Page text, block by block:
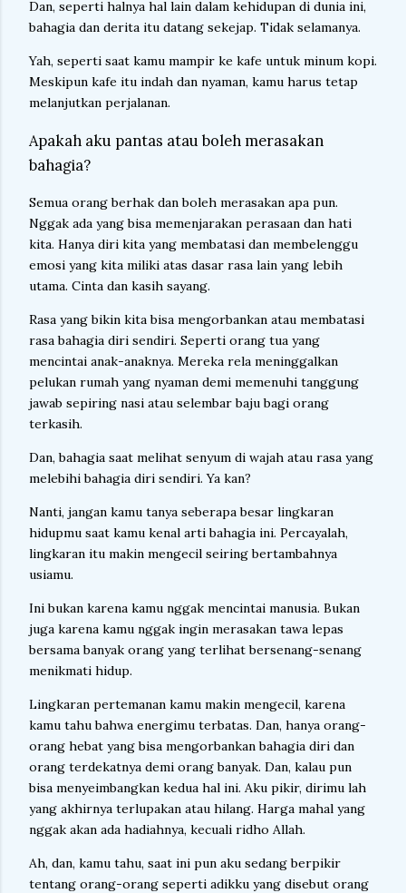
Dan, seperti halnya hal lain dalam kehidupan di dunia ini,
bahagia dan derita itu datang sekejap. Tidak selamanya.
Yah, seperti saat kamu mampir ke kafe untuk minum kopi.
Meskipun kafe itu indah dan nyaman, kamu harus tetap
melanjutkan perjalanan.
Apakah aku pantas atau boleh merasakan
bahagia?
Semua orang berhak dan boleh merasakan apa pun.
Nggak ada yang bisa memenjarakan perasaan dan hati
kita. Hanya diri kita yang membatasi dan membelenggu
emosi yang kita miliki atas dasar rasa lain yang lebih
utama. Cinta dan kasih sayang.
Rasa yang bikin kita bisa mengorbankan atau membatasi
rasa bahagia diri sendiri. Seperti orang tua yang
mencintai anak-anaknya. Mereka rela meninggalkan
pelukan rumah yang nyaman demi memenuhi tanggung
jawab sepiring nasi atau selembar baju bagi orang
terkasih.
Dan, bahagia saat melihat senyum di wajah atau rasa yang
melebihi bahagia diri sendiri. Ya kan?
Nanti, jangan kamu tanya seberapa besar lingkaran
hidupmu saat kamu kenal arti bahagia ini. Percayalah,
lingkaran itu makin mengecil seiring bertambahnya
usiamu.
Ini bukan karena kamu nggak mencintai manusia. Bukan
juga karena kamu nggak ingin merasakan tawa lepas
bersama banyak orang yang terlihat bersenang-senang
menikmati hidup.
Lingkaran pertemanan kamu makin mengecil, karena
kamu tahu bahwa energimu terbatas. Dan, hanya orang-
orang hebat yang bisa mengorbankan bahagia diri dan
orang terdekatnya demi orang banyak. Dan, kalau pun
bisa menyeimbangkan kedua hal ini. Aku pikir, dirimu lah
yang akhirnya terlupakan atau hilang. Harga mahal yang
nggak akan ada hadiahnya, kecuali ridho Allah.
Ah, dan, kamu tahu, saat ini pun aku sedang berpikir
tentang orang-orang seperti adikku yang disebut orang